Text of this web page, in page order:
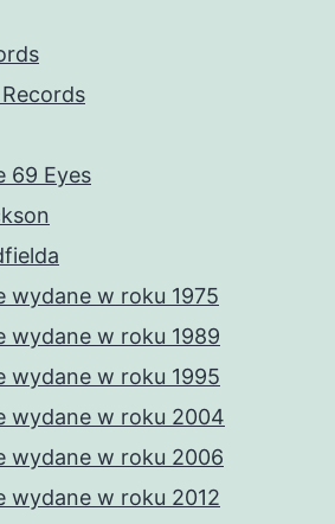
69 Eyes
wydane w roku 1975
wydane w roku 1989
wydane w roku 1995
wydane w roku 2004
wydane w roku 2006
wydane w roku 2012